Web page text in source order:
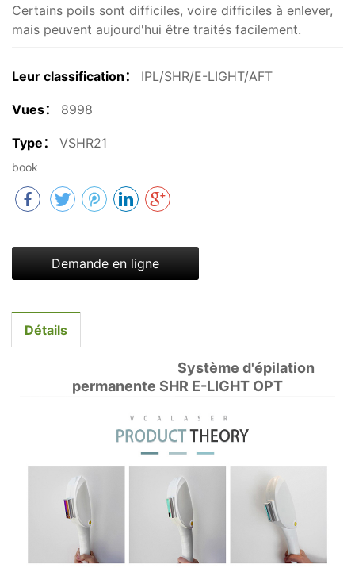
Certains poils sont difficiles, voire difficiles à enlever,
mais peuvent aujourd'hui être traités facilement.
Leur classification： IPL/SHR/E-LIGHT/AFT
Vues： 8998
Type： VSHR21
book
Demande en ligne
Détails
Système d'épilation
permanente SHR E-LIGHT OPT